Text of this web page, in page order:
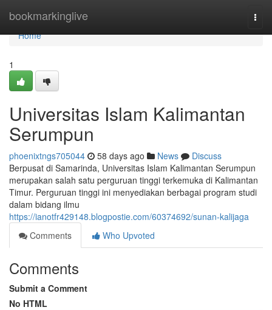
bookmarkinglive
Home
Home
1
Universitas Islam Kalimantan
Serumpun
phoenixtngs705044 58 days ago News
Discuss
Berpusat di Samarinda, Universitas Islam Kalimantan Serumpun
merupakan salah satu perguruan tinggi terkemuka di Kalimantan
Timur. Perguruan tinggi ini menyediakan berbagai program studi
dalam bidang ilmu
https://ianotfr429148.blogpostie.com/60374692/sunan-kalijaga
Comments
Who Upvoted
Comments
Submit a Comment
No HTML